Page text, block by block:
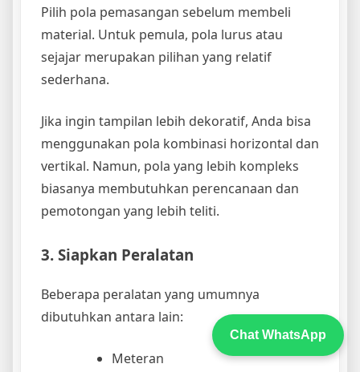
Pilih pola pemasangan sebelum membeli
material. Untuk pemula, pola lurus atau
sejajar merupakan pilihan yang relatif
sederhana.
Jika ingin tampilan lebih dekoratif, Anda bisa
menggunakan pola kombinasi horizontal dan
vertikal. Namun, pola yang lebih kompleks
biasanya membutuhkan perencanaan dan
pemotongan yang lebih teliti.
3. Siapkan Peralatan
Beberapa peralatan yang umumnya
dibutuhkan antara lain:
Meteran
Chat WhatsApp